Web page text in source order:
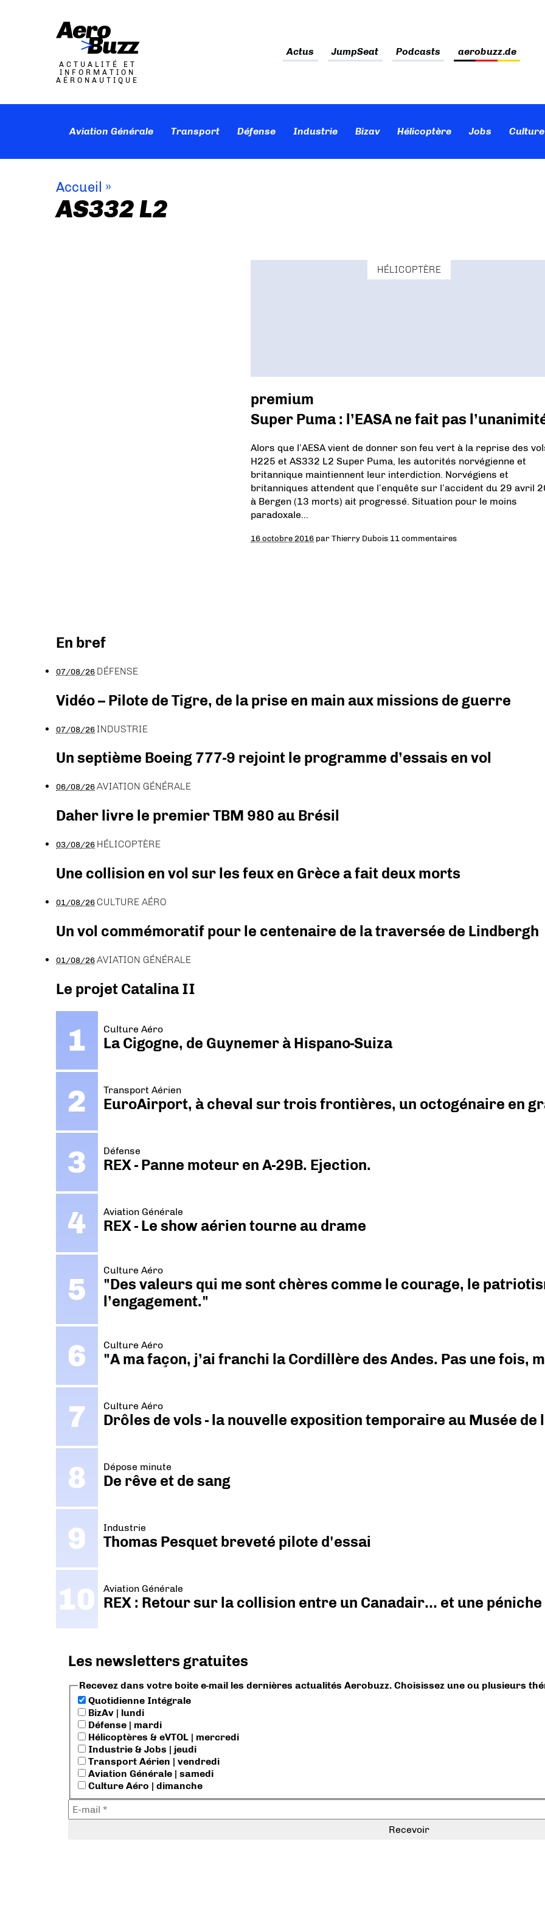
ACTUALITÉ ET
INFORMATION
AÉRONAUTIQUE
Actus JumpSeat Podcasts aerobuzz.de
Aviation Générale Transport Défense Industrie Bizav Hélicoptère Jobs
Accueil »
AS332 L2
HÉLICOPTÈRE
premium
Super Puma : l’EASA ne fait pas
Alors que l’AESA vient de donner son feu vert à la reprise des
H225 et AS332 L2 Super Puma, les autorités norvégienne et
britannique maintiennent leur interdiction. Norvégiens et
britanniques attendent que l’enquête sur l’accident du 29 avril
à Bergen (13 morts) ait progressé. Situation pour le moins
paradoxale…
16 octobre 2016 parThierry Dubois 11 commentaires
En bref
07/08/26 DÉFENSE
Vidéo – Pilote de Tigre, de la prise en main aux missions de guerre
07/08/26INDUSTRIE
Un septième Boeing 777-9 rejoint le programme d’essais en vol
06/08/26AVIATION GÉNÉRALE
Daher livre le premier TBM 980 au Brésil
03/08/26 HÉLICOPTÈRE
Une collision en vol sur les feux en Grèce a fait deux morts
01/08/26 CULTURE AÉRO
Un vol commémoratif pour le centenaire de la traversée de Lindbergh
01/08/26AVIATION GÉNÉRALE
Le projet Catalina II
Culture Aéro
La Cigogne, de Guynemer à Hispano-Suiza
Transport Aérien
EuroAirport, à cheval sur trois frontières, un octogénaire en
Défense
REX - Panne moteur en A-29B. Ejection.
Aviation Générale
REX - Le show aérien tourne au drame
Culture Aéro
"Des valeurs qui me sont chères comme le courage, le
l’engagement."
Culture Aéro
"A ma façon, j’ai franchi la Cordillère des Andes. Pas une fois,
Culture Aéro
Drôles de vols - la nouvelle exposition temporaire au Musée de
Dépose minute
De rêve et de sang
Industrie
Thomas Pesquet breveté pilote d'essai
Aviation Générale
REX : Retour sur la collision entre un Canadair… et une péniche
Les newsletters gratuites
Recevez dans votre boite e-mail les dernières actualités Aerobuzz. Choisissez une ou plusieurs
Quotidienne Intégrale
BizAv | lundi
Défense | mardi
Hélicoptères & eVTOL | mercredi
Industrie & Jobs | jeudi
Transport Aérien | vendredi
Aviation Générale | samedi
Culture Aéro | dimanche